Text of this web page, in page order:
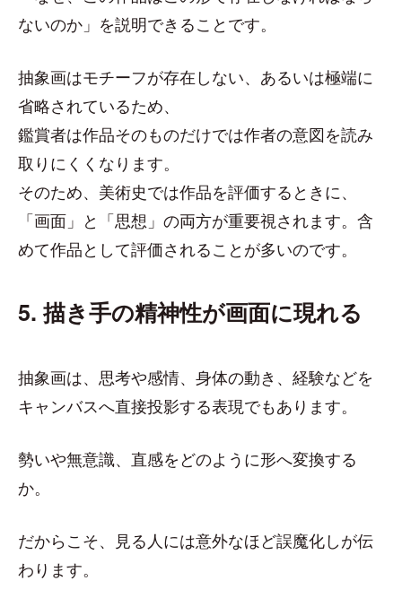
ないのか」を説明できることです。
抽象画はモチーフが存在しない、あるいは極端に
省略されているため、
鑑賞者は作品そのものだけでは作者の意図を読み
取りにくくなります。
そのため、美術史では作品を評価するときに、
「画面」と「思想」の両方が重要視されます。含
めて作品として評価されることが多いのです。
5. 描き手の精神性が画面に現れる
抽象画は、思考や感情、身体の動き、経験などを
キャンバスへ直接投影する表現でもあります。
勢いや無意識、直感をどのように形へ変換する
か。
だからこそ、見る人には意外なほど誤魔化しが伝
わります。